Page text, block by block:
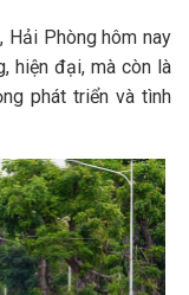
Hải Phòng hôm nay
hiện đại, mà còn là
phát triển và tình